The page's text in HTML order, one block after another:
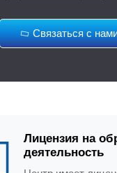
Связаться с
Лицензия на
деятельность